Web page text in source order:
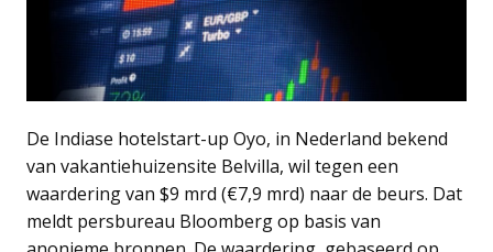
De Indiase hotelstart-up Oyo, in Nederland bekend
van vakantiehuizensite Belvilla, wil tegen een
waardering van $9 mrd (€7,9 mrd) naar de beurs. Dat
meldt persbureau Bloomberg op basis van